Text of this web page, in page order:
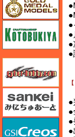
●
●
●
●
●
●
●
●
コト
GSI